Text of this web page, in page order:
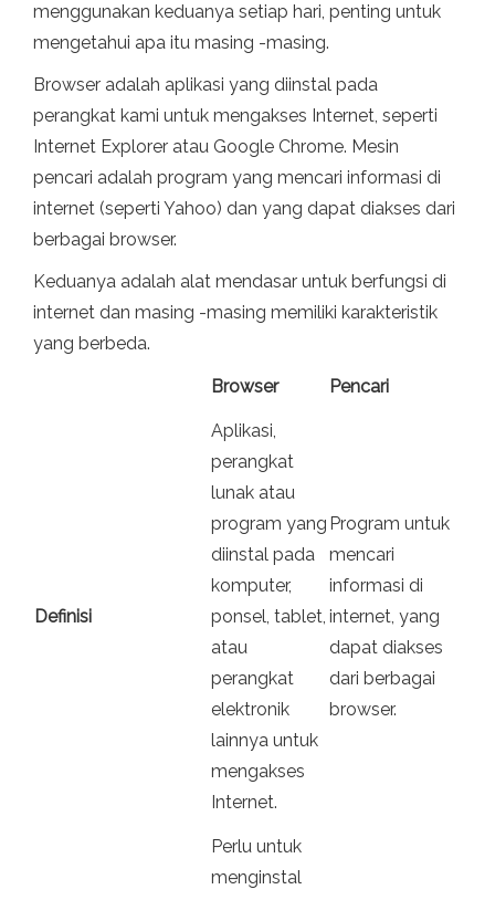
menggunakan keduanya setiap hari, penting untuk
mengetahui apa itu masing -masing.
Browser adalah aplikasi yang diinstal pada
perangkat kami untuk mengakses Internet, seperti
Internet Explorer atau Google Chrome. Mesin
pencari adalah program yang mencari informasi di
internet (seperti Yahoo) dan yang dapat diakses dari
berbagai browser.
Keduanya adalah alat mendasar untuk berfungsi di
internet dan masing -masing memiliki karakteristik
yang berbeda.
Browser Pencari
Definisi
Aplikasi,
perangkat
lunak atau
program yang
diinstal pada
komputer,
ponsel, tablet,
atau
perangkat
elektronik
lainnya untuk
mengakses
Internet.
Program untuk
mencari
informasi di
internet, yang
dapat diakses
dari berbagai
browser.
Perlu untuk
menginstal